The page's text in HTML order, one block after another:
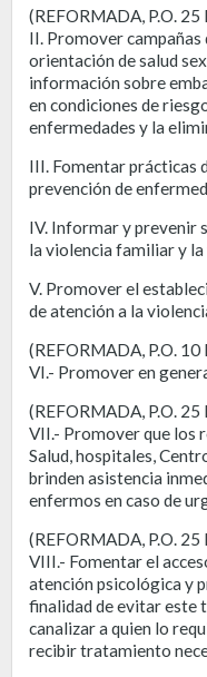
(REFORMADA, P.O.
II. Promover campañas
orientación de salud
información sobre
en condiciones de
enfermedades y la
III. Fomentar prácticas
prevención de
IV. Informar y prevenir
la violencia familiar y
V. Promover el
de atención a la
(REFORMADA, P.O.
VI.- Promover en
(REFORMADA, P.O.
VII.- Promover que los
Salud, hospitales,
brinden asistencia
enfermos en caso de
(REFORMADA, P.O.
VIII.- Fomentar el
atención psicológica y
finalidad de evitar este
canalizar a quien lo
recibir tratamiento